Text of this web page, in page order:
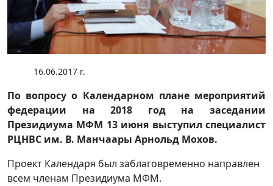
16.06.2017 г.
По вопросу о Календарном плане мероприятий
федерации на 2018 год на заседании
Президиума МФМ 13 июня выступил специалист
РЦНВС им. В. Манчаары Арнольд Мохов.
Проект Календаря был заблаговременно направлен
всем членам Президиума МФМ.